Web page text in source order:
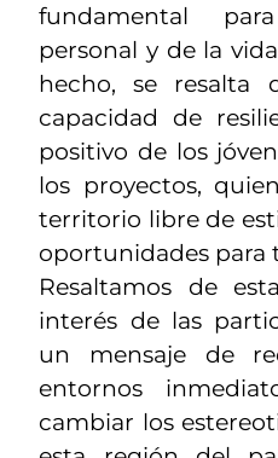
fundamental
personal y de la
hecho, se resalta
capacidad de
positivo de los
los proyectos,
territorio libre de
oportunidades para
Resaltamos de
interés de las
un mensaje de
entornos
cambiar los